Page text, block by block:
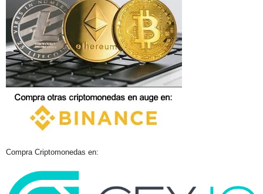
Compra Criptomonedas en: